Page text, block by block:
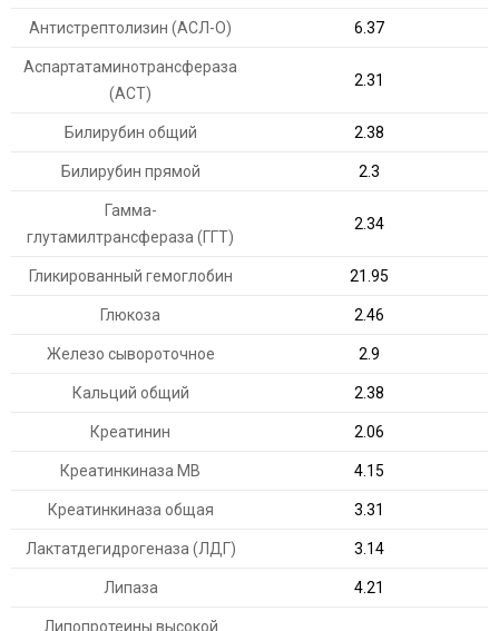
Антистрептолизин (АСЛ-О) 6.37
Аспартатаминотрансфераза
(АСТ)
2.31
Билирубин общий 2.38
Билирубин прямой 2.3
Гамма-
глутамилтрансфераза (ГГТ)
2.34
Гликированный гемоглобин 21.95
Глюкоза 2.46
Железо сывороточное 2.9
Кальций общий 2.38
Креатинин 2.06
Креатинкиназа МВ 4.15
Креатинкиназа общая 3.31
Лактатдегидрогеназа (ЛДГ) 3.14
Липаза 4.21
Липопротеины высокой